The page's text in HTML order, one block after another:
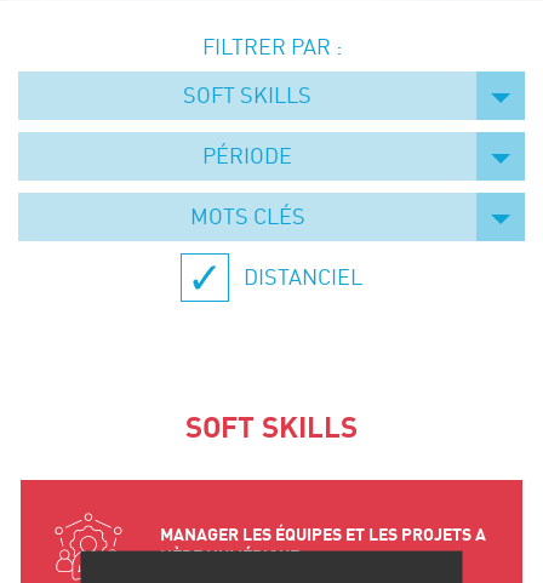
Symposium on Chain Transfer Catalysis for
sustainability – September 15 and 16, 2026
FRENCH-CHINESE CONFERENCE ON GREEN
Contacts
FILTRER PAR :
SOFT SKILLS
PÉRIODE
MOTS CLÉS
DISTANCIEL
SOFT SKILLS
MANAGER LES ÉQUIPES ET LES PROJETS A
L’ÈRE NUMÉRIQUE